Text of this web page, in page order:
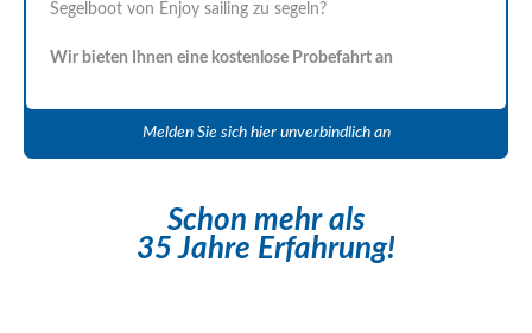
Segelboot von Enjoy sailing zu segeln?
Wir bieten Ihnen eine kostenlose Probefahrt an
Melden Sie sich hier unverbindlich an
Schon mehr als
35 Jahre Erfahrung!